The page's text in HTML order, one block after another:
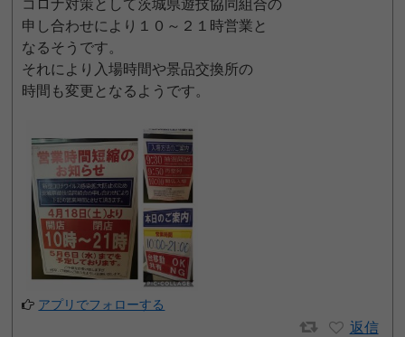
コロナ対策として茨城県遊技協同組合の
申し合わせにより１０～２１時営業と
なるそうです。
それにより入場時間や景品交換所の
時間も変更となるようです。
アプリでフォローする
返信